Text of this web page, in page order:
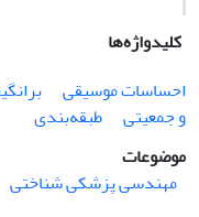
کلیدواژه‌ها
احساسات موسیقی
و جمعیتی
طبقه‌بندی
موضوعات
مهندسی پزشکی شناختی